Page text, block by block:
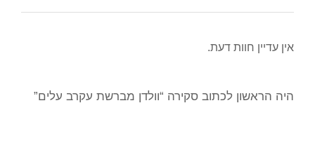
אין עדיין חוות דעת.
היה הראשון לכתוב סקירה “וולדן מברשת עקרב עלים”